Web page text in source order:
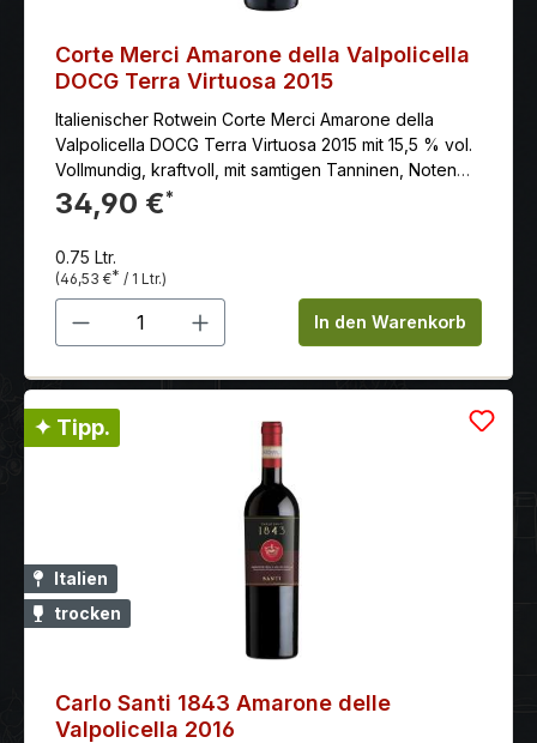
Corte Merci Amarone della Valpolicella
DOCG Terra Virtuosa 2015
Italienischer Rotwein Corte Merci Amarone della
Valpolicella DOCG Terra Virtuosa 2015 mit 15,5 % vol.
Vollmundig, kraftvoll, mit samtigen Tanninen, Noten
von getrockneten Früchten, Gewürzen, Mineralität
und einem langen Abgang
34,90 €*
0.75 Ltr.
(46,53 €* / 1 Ltr.)
Produkt Anzahl: Gib denIn den Warenkorb
✦ Tipp.
Italien
trocken
Carlo Santi 1843 Amarone delle
Valpolicella 2016